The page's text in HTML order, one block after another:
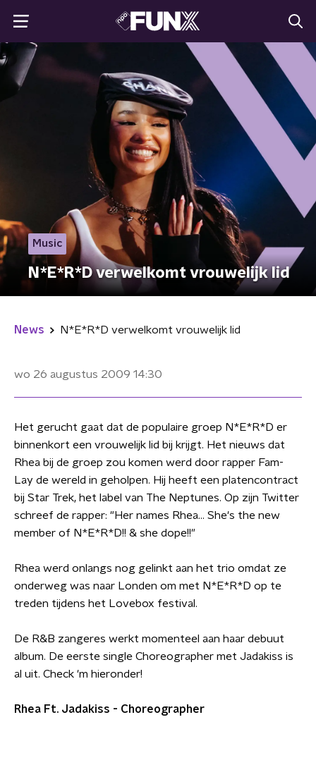
Music
N*E*R*D verwelkomt vrouwelijk lid
News N*E*R*D verwelkomt vrouwelijk lid
wo 26 augustus 2009 14:30
Het gerucht gaat dat de populaire groep N*E*R*D er
binnenkort een vrouwelijk lid bij krijgt. Het nieuws dat
Rhea bij de groep zou komen werd door rapper Fam-
Lay de wereld in geholpen. Hij heeft een platencontract
bij Star Trek, het label van The Neptunes. Op zijn Twitter
schreef de rapper: "Her names Rhea... She's the new
member of N*E*R*D!! & she dope!!"
Rhea werd onlangs nog gelinkt aan het trio omdat ze
onderweg was naar Londen om met N*E*R*D op te
treden tijdens het Lovebox festival.
De R&B zangeres werkt momenteel aan haar debuut
album. De eerste single Choreographer met Jadakiss is
al uit. Check 'm hieronder!
Rhea Ft. Jadakiss - Choreographer